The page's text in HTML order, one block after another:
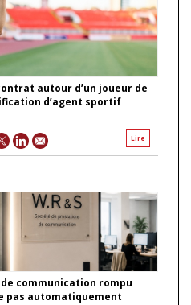
autour d’un joueur de
d’agent sportif
Lire
de communication rompu
pas automatiquement